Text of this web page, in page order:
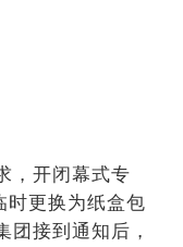
，开闭幕式专
时更换为纸盒包
团接到通知后，